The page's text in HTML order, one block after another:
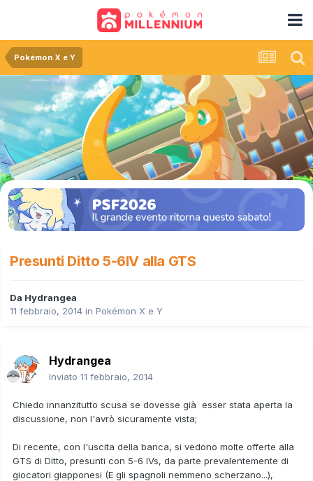
Pokémon X e Y
Presunti Ditto 5-6IV alla GTS
Da Hydrangea
11 febbraio, 2014 in Pokémon X e Y
Hydrangea
Inviato 11 febbraio, 2014
Chiedo innanzitutto scusa se dovesse già esser stata aperta la
discussione, non l'avrò sicuramente vista;
Di recente, con l'uscita della banca, si vedono molte offerte alla
GTS di Ditto, presunti con 5-6 IVs, da parte prevalentemente di
giocatori giapponesi (E gli spagnoli nemmeno scherzano...),